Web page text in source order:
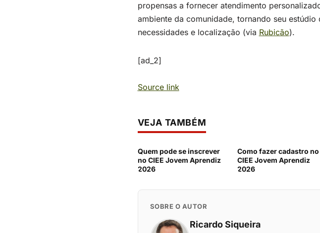
propensas a fornecer atendimento
ambiente da comunidade, tornando seu
necessidades e localização (via Rubicão).
[ad_2]
Source link
VEJA TAMBÉM
Quem pode se inscrever
no CIEE Jovem Aprendiz
2026
Como fazer cadastro no
CIEE Jovem Aprendiz
2026
SOBRE O AUTOR
Ricardo Siqueira